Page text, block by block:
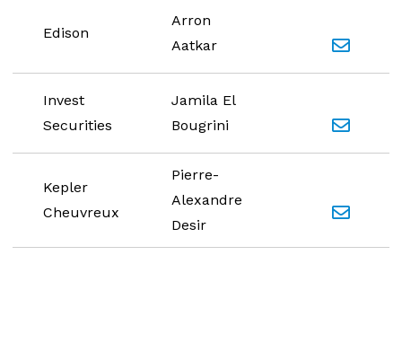
Edison
Arron
Aatkar
Invest
Securities
Jamila El
Bougrini
Kepler
Cheuvreux
Pierre-
Alexandre
Desir